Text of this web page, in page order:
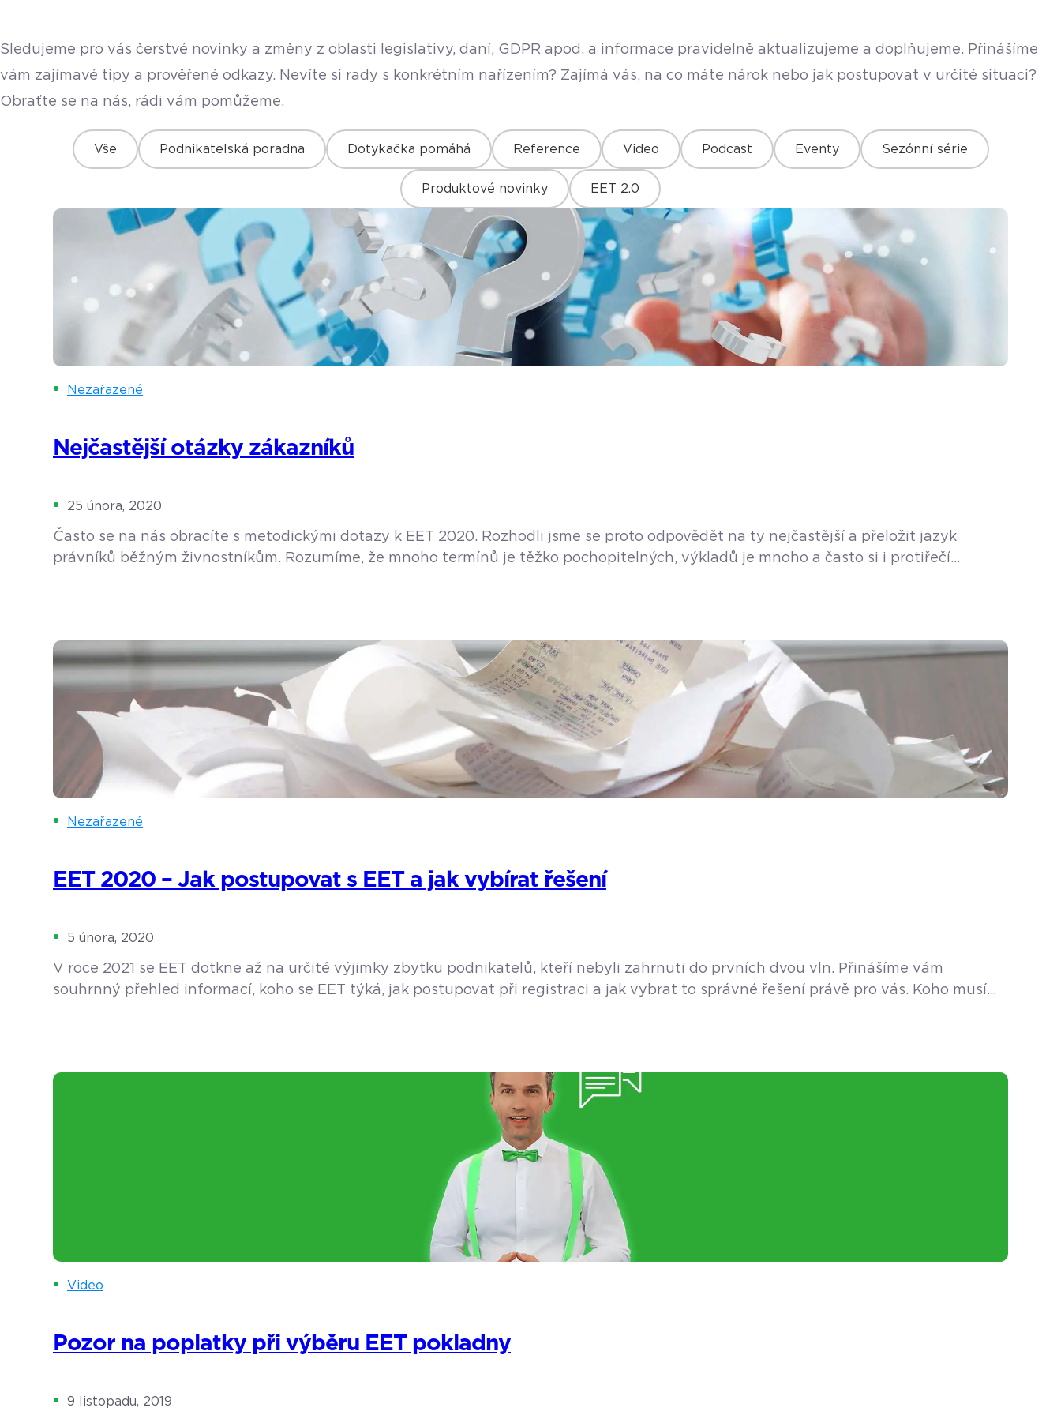
Sledujeme pro vás čerstvé novinky a změny z oblasti legislativy, daní, GDPR apod. a informace pravidelně aktualizujeme a doplňujeme. Přinášíme
vám zajímavé tipy a prověřené odkazy. Nevíte si rady s konkrétním nařízením? Zajímá vás, na co máte nárok nebo jak postupovat v určité situaci?
Obraťte se na nás, rádi vám pomůžeme.
Vše Podnikatelská poradna Dotykačka pomáhá Reference Video Podcast Eventy Sezónní série
Produktové novinky EET 2.0
Nezařazené
Nejčastější otázky zákazníků
25 února, 2020
Často se na nás obracíte s metodickými dotazy k EET 2020. Rozhodli jsme se proto odpovědět na ty nejčastější a přeložit jazyk
právníků běžným živnostníkům. Rozumíme, že mnoho termínů je těžko pochopitelných, výkladů je mnoho a často si i protiřečí
Nezařazené
EET 2020 – Jak postupovat s EET a jak vybírat řešení
5 února, 2020
V roce 2021 se EET dotkne až na určité výjimky zbytku podnikatelů, kteří nebyli zahrnuti do prvních dvou vln. Přinášíme vám
souhrnný přehled informací, koho se EET týká, jak postupovat při registraci a jak vybrat to správné řešení právě pro vás. Koho musí
Video
Pozor na poplatky při výběru EET pokladny
9 listopadu, 2019